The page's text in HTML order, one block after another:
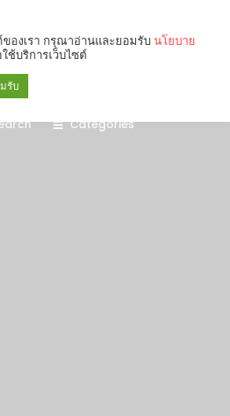
Categories
ของเรา กรุณาอ่านและยอมรับ นโยบาย
ใช้บริการเว็บไซต์
รับ